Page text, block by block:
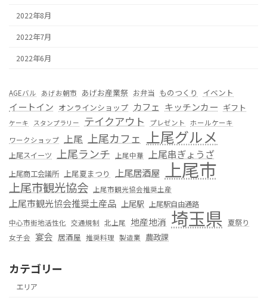
2022年8月
2022年7月
2022年6月
AGEバル あげお朝市 あげお産業祭 お弁当 ものつくり イベント
イートイン オンラインショップ カフェ キッチンカー ギフト
ケーキ スタンプラリー テイクアウト プレゼント
ホールケーキ
ワークショップ 上尾 上尾カフェ 上尾グルメ
上尾スイーツ 上尾ランチ 上尾中華 上尾串ぎょうざ
上尾商工会議所 上尾夏まつり 上尾居酒屋 上尾市
上尾市観光協会 上尾市観光協会推奨土産
上尾市観光協会推奨土産品 上尾駅 上尾駅自由通路
中心市街地活性化 交通規制 北上尾 地産地消 埼玉県 夏祭り
女子会 宴会 居酒屋 推奨料理 製造業 農政課
カテゴリー
エリア